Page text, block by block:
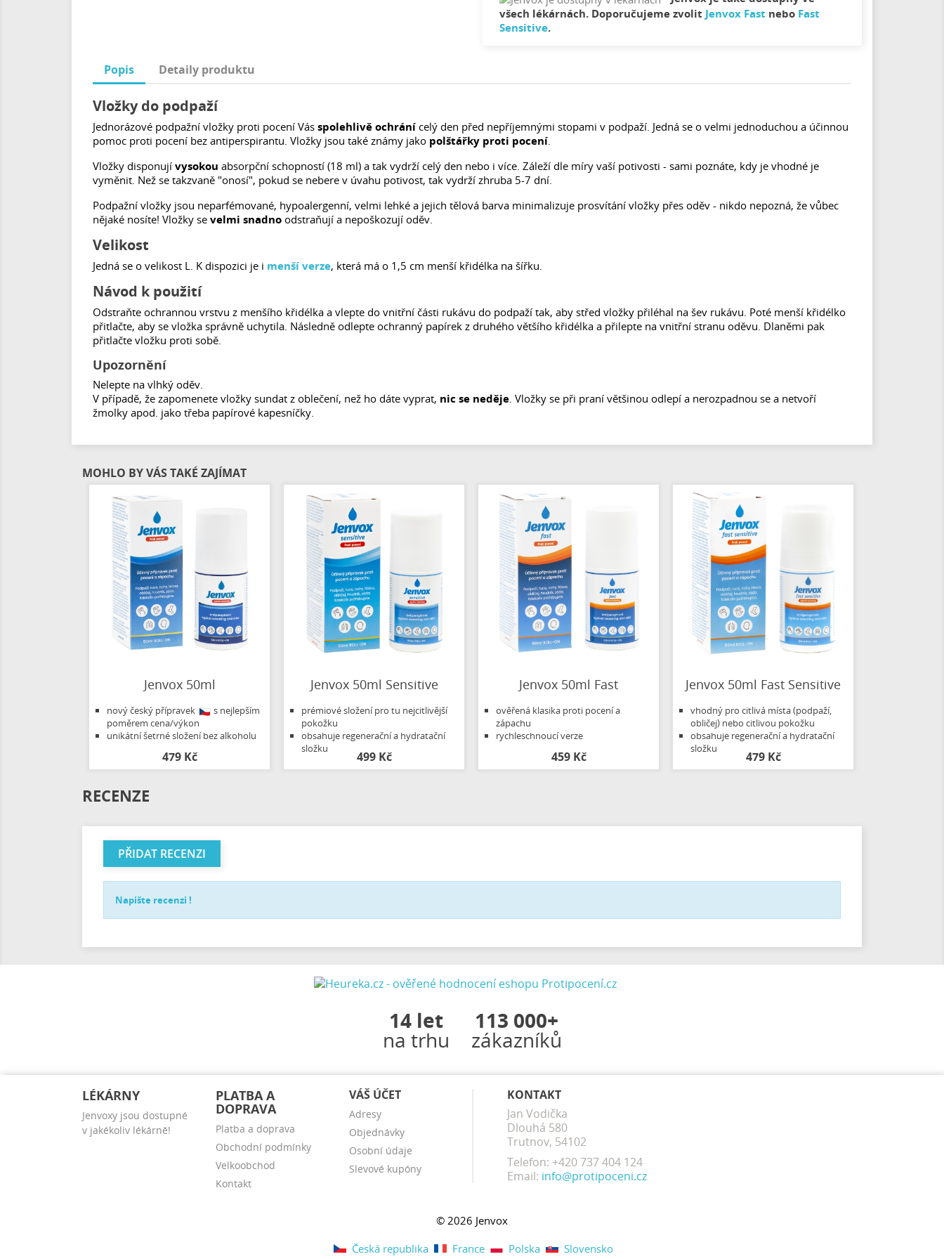
všech lékárnách. Doporučujeme zvolit Jenvox Fast nebo Fast
Sensitive.
Popis Detaily produktu
Vložky do podpaží
Jednorázové podpažní vložky proti pocení Vás spolehlivě ochrání celý den před nepříjemnými stopami v podpaží. Jedná se o velmi jednoduchou a účinnou
pomoc proti pocení bez antiperspirantu. Vložky jsou také známy jako polštářky proti pocení
Vložky disponují vysokou absorpční schopností (18 ml) a tak vydrží celý den nebo i více. Záleží dle míry vaší potivosti - sami poznáte, kdy je vhodné je
vyměnit. Než se takzvaně "onosí", pokud se nebere v úvahu potivost, tak vydrží zhruba 5-7 dní.
Podpažní vložky jsou neparfémované, hypoalergenní, velmi lehké a jejich tělová barva minimalizuje prosvítání vložky přes oděv - nikdo nepozná, že vůbec
nějaké nosíte! Vložky se velmi snadno odstraňují a nepoškozují oděv.
Velikost
Jedná se o velikost L. K dispozici je i menší verze, která má o 1,5 cm menší křidélka na šířku.
Návod k použití
Odstraňte ochrannou vrstvu z menšího křidélka a vlepte do vnitřní části rukávu do podpaží tak, aby střed vložky přiléhal na šev rukávu. Poté menší křidélko
přitlačte, aby se vložka správně uchytila. Následně odlepte ochranný papírek z druhého většího křidélka a přilepte na vnitřní stranu oděvu. Dlaněmi pak
přitlačte vložku proti sobě.
Upozornění
Nelepte na vlhký oděv.
V případě, že zapomenete vložky sundat z oblečení, než ho dáte vyprat, nic se neděje . Vložky se při praní většinou odlepí a nerozpadnou se a netvoří
žmolky apod. jako třeba papírové kapesníčky.
MOHLO BY VÁS TAKÉ ZAJÍMAT
Jenvox 50ml
nový český přípravek
s nejlepším
poměrem cena/výkon
unikátní šetrné složení bez alkoholu
479 Kč
Jenvox 50ml Sensitive
prémiové složení pro tu nejcitlivější
pokožku
obsahuje regenerační a hydratační
složku
499 Kč
Jenvox 50ml Fast
ověřená klasika proti pocení a
zápachu
rychleschnoucí verze
459 Kč
Jenvox 50ml Fast Sensitive
vhodný pro citlivá místa (podpaží,
obličej) nebo citlivou pokožku
obsahuje regenerační a hydratační
složku
479 Kč
RECENZE
PŘIDAT RECENZI
Napište recenzi !
14 let
na trhu
113 000+
zákazníků
LÉKÁRNY
Jenvoxy jsou dostupné
v jakékoliv lékárně!
PLATBA A
DOPRAVA
Platba a doprava
Obchodní podmínky
Velkoobchod
Kontakt
VÁŠ ÚČET
Adresy
Objednávky
Osobní údaje
Slevové kupóny
KONTAKT
Jan Vodička
Dlouhá 580
Trutnov, 54102
Telefon: +420 737 404 124
Email: info@protipoceni.cz
© 2026 Jenvox
Česká republika
France Polska Slovensko